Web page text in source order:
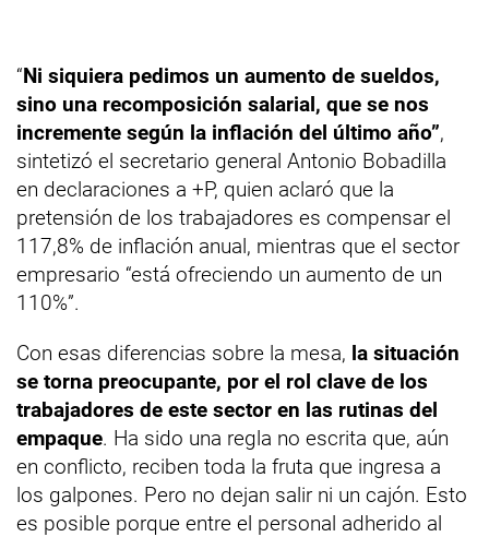
“Ni siquiera pedimos un aumento de sueldos,
sino una recomposición salarial, que se nos
incremente según la inflación del último año”,
sintetizó el secretario general Antonio Bobadilla
en declaraciones a +P, quien aclaró que la
pretensión de los trabajadores es compensar el
117,8% de inflación anual, mientras que el sector
empresario “está ofreciendo un aumento de un
110%”.
Con esas diferencias sobre la mesa, la situación
se torna preocupante, por el rol clave de los
trabajadores de este sector en las rutinas del
empaque. Ha sido una regla no escrita que, aún
en conflicto, reciben toda la fruta que ingresa a
los galpones. Pero no dejan salir ni un cajón. Esto
es posible porque entre el personal adherido al